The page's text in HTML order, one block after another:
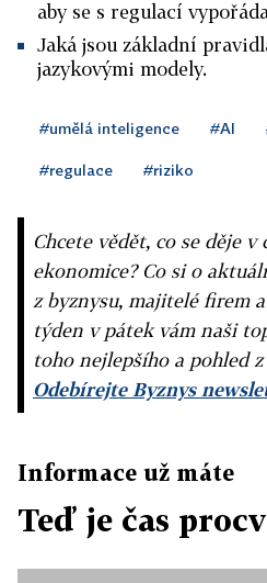
aby se s regulací
Jaká jsou základní
jazykovými modely.
#umělá inteligence #AI
#regulace #riziko
Chcete vědět, co se děje v
ekonomice? Co si o
z byznysu, majitelé firem
týden v pátek vám naši
toho nejlepšího a pohled
Odebírejte Byznys
Informace už máte
Teď je čas